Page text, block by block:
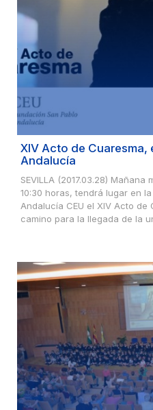
XIV Acto de Cuaresma,
Andalucía
SEVILLA (2017.03.28)
10:30 horas, tendrá lugar en
Andalucía CEU el XIV Acto
camino para la llegada de la